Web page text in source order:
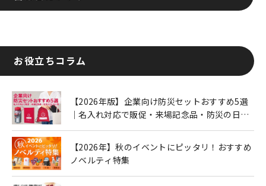
お役立ちコラム
【2026年版】企業向け防災セットおすすめ5選
｜名入れ対応で販促・来場記念品・防災の日に
【2026年】秋のイベントにピッタリ！おすすめ
ノベルティ特集